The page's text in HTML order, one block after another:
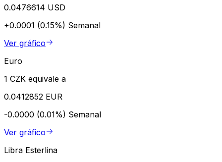
0.0476614 USD
+0.0001 (0.15%) Semanal
Ver gráfico
Euro
1 CZK equivale a
0.0412852 EUR
-0.0000 (0.01%) Semanal
Ver gráfico
Libra Esterlina